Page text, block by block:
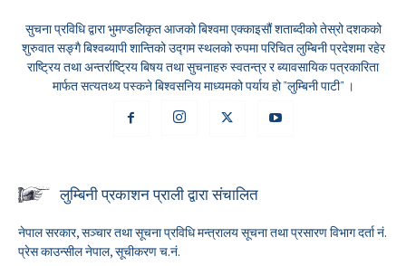
सुचना प्रविधि द्वारा भुमण्डलिकृत आजको बिश्वमा एक्काइसौं शताब्दीको तेस्रो दशकको
शुरुवात सङ्गै बिश्वब्यापी शान्तिको उद्गम स्थलको रुपमा परिचित लुम्बिनी प्रदेशमा रहेर
राष्ट्रिय तथा अन्तर्राष्ट्रिय बिषय तथा सुचनाहरु स्वतन्त्र र ब्यावसायिक पत्रकारिता
मार्फत सत्यतथ्य पस्कने बिश्वसनिय माध्यमको पर्याय हो "लुम्बिनी पाटी" ।
लुम्बिनी प्रकाशन प्राली द्वारा संचालित
नेपाल सरकार, सञ्चार तथा सूचना प्रविधि मन्त्रालय सूचना तथा प्रसारण विभाग दर्ता नं.
प्रेस काउन्सील नेपाल, सूचीकरण च.नं.